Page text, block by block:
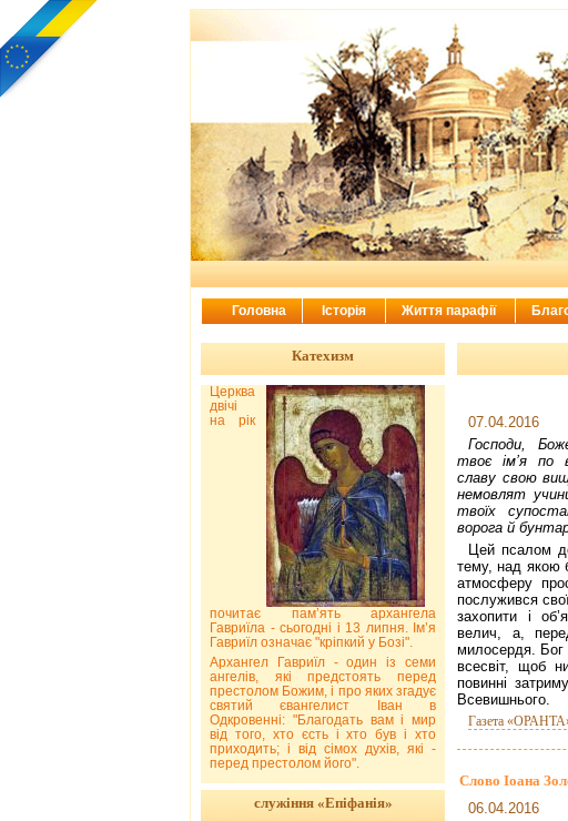
07.04.2016
Господи,
твоє ім’я по
славу свою
немовлят
твоїх
ворога й
Цей псалом
тему, над якою
атмосферу
послужився
захопити і
велич, а,
милосердя. Бог
всесвіт, щоб
повинні
Всевишнього.
Газета
Слово Іоана
06.04.2016
Катехизм
Церква
двічі
на рік
почитає пам’ять архангела
Гавриїла - сьогодні і 13 липня. Ім’я
Гавриїл означає "кріпкий у Бозі".
Архангел Гавриїл - один із семи
ангелів, які предстоять перед
престолом Божим, і про яких згадує
святий євангелист Іван в
Одкровенні: "Благодать вам і мир
від того, хто єсть і хто був і хто
приходить; і від сімох духів, які -
перед престолом його".
служіння «Епіфанія»
Головна Історія Життя парафії